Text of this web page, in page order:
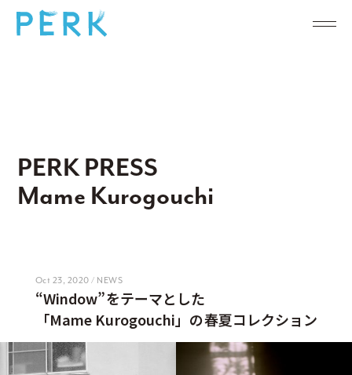
PERK PRESS
Mame Kurogouchi
Oct 23, 2020 / NEWS
“Window”をテーマとした
「Mame Kurogouchi」の春夏コレクション